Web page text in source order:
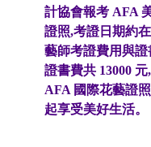
計協會報考 AFA
證照,考證日期約
藝師考證費用與
證書費共 13000
AFA 國際花藝證
起享受美好生活。